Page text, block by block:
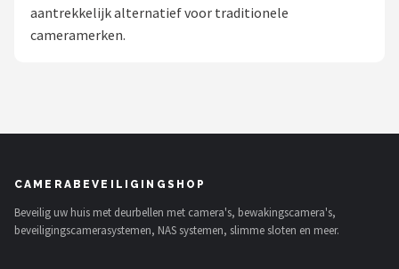
Home-Locking
TP-Link
Foscam
aantrekkelijk alternatief voor traditionele
cameramerken.
CAMERABEVEILIGINGSHOP
Beveilig uw huis met deurbellen met camera's, bewakingscamera's,
beveiligingscamerasystemen, NAS systemen, slimme sloten en meer.